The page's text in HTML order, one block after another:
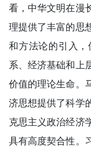
看，中华文明在漫
理提供了丰富的思
和方法论的引入
系、经济基础和上
价值的理论生命。
济思想提供了科学
克思主义政治经济
具有高度契合性。